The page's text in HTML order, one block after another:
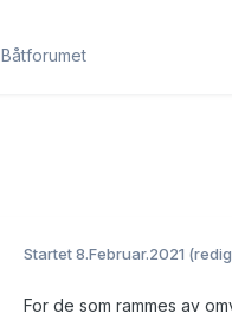
Båtforumet
Startet8.Februar.2021
For de som rammes av